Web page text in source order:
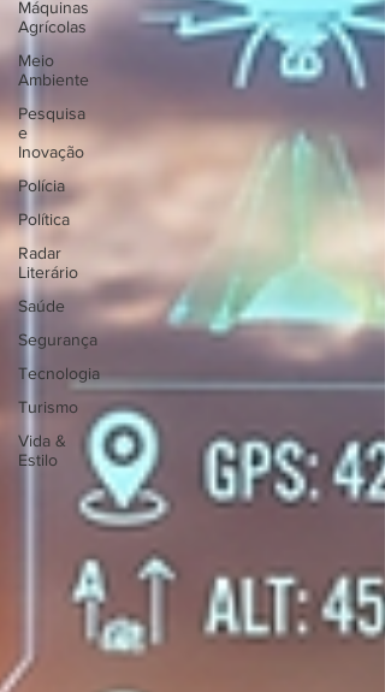
Máquinas
Agrícolas
Meio
Ambiente
Pesquisa
e
Inovação
Polícia
Política
Radar
Literário
Saúde
Segurança
Tecnologia
Turismo
Vida &
Estilo